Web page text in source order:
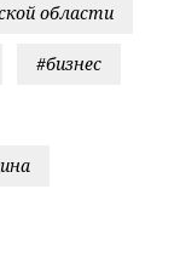
области
#бизнес